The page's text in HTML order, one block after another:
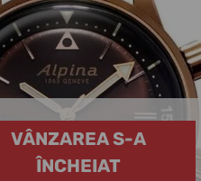
VÂNZAREA S-A
ÎNCHEIAT